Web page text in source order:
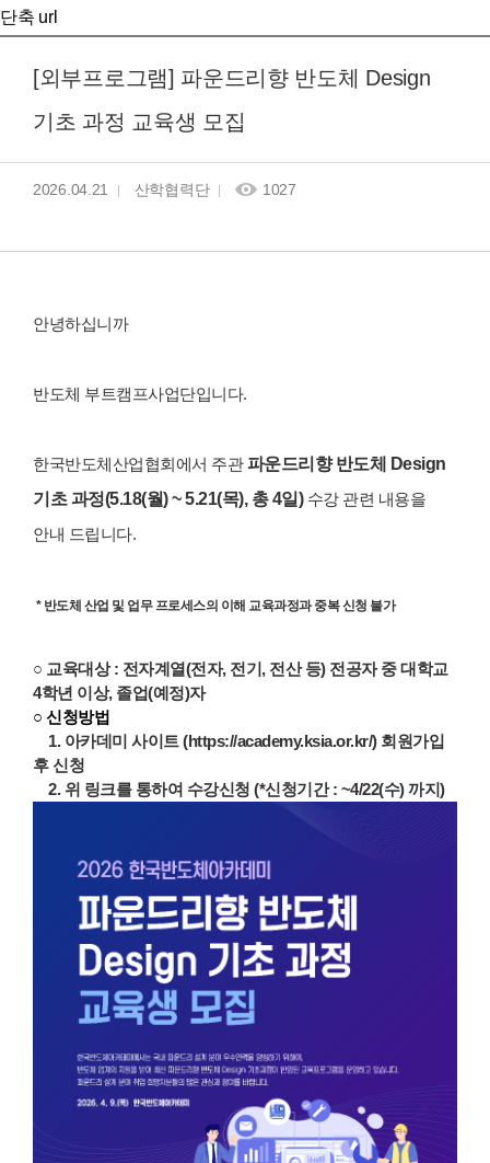
단축 url
[외부프로그램] 파운드리향 반도체 Design
기초 과정 교육생 모집
2026.04.21 산학협력단 1027
안녕하십니까
반도체 부트캠프사업단입니다.
한국반도체산업협회에서 주관파운드리향 반도체 Design
기초 과정(5.18(월) ~ 5.21(목), 총 4일) 수강관련 내용을
안내 드립니다.
* 반도체 산업 및 업무 프로세스의 이해 교육과정과 중복 신청 불가
○ 교육대상 : 전자계열(전자, 전기, 전산 등) 전공자 중 대학교
4학년 이상, 졸업(예정)자
○ 신청방법
1. 아카데미 사이트 (https://academy.ksia.or.kr/) 회원가입
후 신청
2. 위 링크를 통하여 수강신청 (*신청기간 : ~4/22(수) 까지)